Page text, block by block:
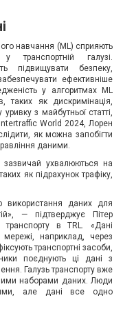
навчання (ML) сприяють
транспортній галузі.
підвищувати безпеку,
ефективніше
у алгоритмах ML
таких як дискримінація,
з майбутньої статті,
World 2024, Лорен
як можна запобігти
даними.
ухвалюються на
як підрахунок трафіку,
використання даних для
— підтверджує Пітер
транспорту в TRL. «Дані
мережі, наприклад, через
транспортні засоби,
поєднують ці дані з
Галузь транспорту вже
наборами даних. Люди
але дані все одно